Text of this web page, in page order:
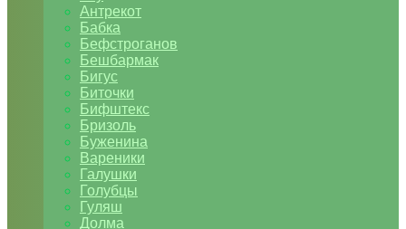
Антрекот
Бабка
Бефстроганов
Бешбармак
Бигус
Биточки
Бифштекс
Бризоль
Буженина
Вареники
Галушки
Голубцы
Гуляш
Долма